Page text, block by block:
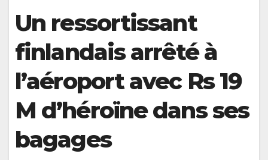
Un ressortissant
finlandais arrêté à
l’aéroport avec Rs 19
M d’héroïne dans ses
bagages